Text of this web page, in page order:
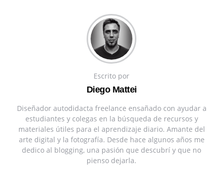
Escrito por
Diego Mattei
Diseñador autodidacta freelance ensañado con ayudar a
estudiantes y colegas en la búsqueda de recursos y
materiales útiles para el aprendizaje diario. Amante del
arte digital y la fotografía. Desde hace algunos años me
dedico al blogging, una pasión que descubrí y que no
pienso dejarla.